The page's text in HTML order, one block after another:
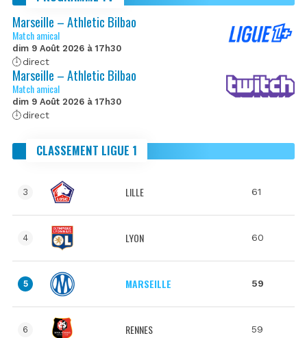
Marseille – Athletic Bilbao
Match amical
dim 9 Août 2026 à 17h30
direct
Marseille – Athletic Bilbao
Match amical
dim 9 Août 2026 à 17h30
direct
CLASSEMENT LIGUE 1
3 LILLE 61
4 LYON 60
5 MARSEILLE 59
6 RENNES 59